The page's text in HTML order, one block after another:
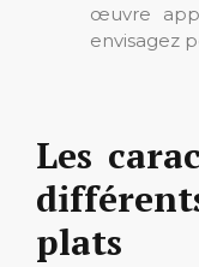
œuvre
envisagez
Les
plats